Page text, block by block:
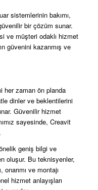
sistemlerinin bakımı,
bir çözüm sunar.
ve müşteri odaklı hizmet
güvenini kazanmış ve
her zaman ön planda
dinler ve beklentilerini
Güvenilir hizmet
sayesinde, Creavit
geniş bilgi ve
oluşur. Bu teknisyenler,
onarımı ve montajı
hizmet anlayışları